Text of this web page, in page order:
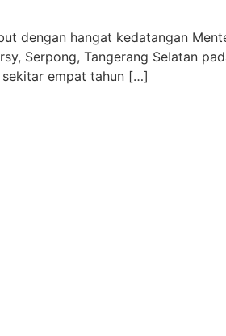
dengan hangat kedatangan
Serpong, Tangerang Selatan
sekitar empat tahun […]